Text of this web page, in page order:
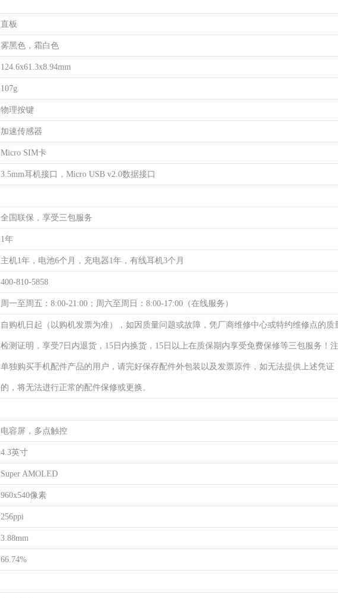
直板
雾黑色，霜白色
124.6x61.3x8.94mm
107g
物理按键
加速传感器
Micro SIM卡
3.5mm耳机接口，Micro USB v2.0数据接口
全国联保，享受三包服务
1年
主机1年，电池6个月，充电器1年，有线耳机3个月
400-810-5858
周一至周五：8:00-21:00；周六至周日：8:00-17:00（在线服务）
自购机日起（以购机发票为准），如因质量问题或故障，凭厂商维修中心或特约维修点的质
检测证明，享受7日内退货，15日内换货，15日以上在质保期内享受免费保修等三包服务！
单独购买手机配件产品的用户，请完好保存配件外包装以及发票原件，如无法提供上述凭证
的，将无法进行正常的配件保修或更换。
电容屏，多点触控
4.3英寸
Super AMOLED
960x540像素
256ppi
3.88mm
66.74%